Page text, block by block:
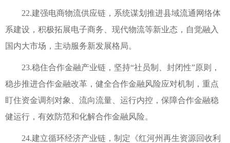
22.建强电商物流供应链，系统谋划推进县域流通网络体
系建设，积极拓展电子商务、现代物流等新业态，自觉融入
国内大市场，主动服务新发展格局。
23.稳住合作金融产业链，坚持“社员制、封闭性”原则，
稳步推进合作金融改革，健全合作金融风险应对机制，重点
盯住资金调剂对象、流向流量、运行内控，保障合作金融稳
健运行，有效防范和化解合作金融风险。
24.建立循环经济产业链，制定《红河州再生资源回收利